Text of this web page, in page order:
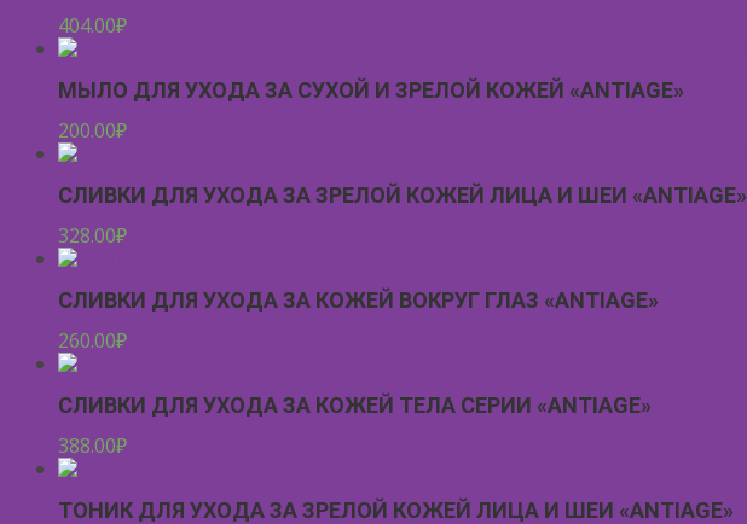
404.00₽
МЫЛО ДЛЯ УХОДА ЗА СУХОЙ И ЗРЕЛОЙ КОЖЕЙ «ANTIAGE»
200.00₽
СЛИВКИ ДЛЯ УХОДА ЗА ЗРЕЛОЙ КОЖЕЙ ЛИЦА И ШЕИ «ANTIAGE»
328.00₽
СЛИВКИ ДЛЯ УХОДА ЗА КОЖЕЙ ВОКРУГ ГЛАЗ «ANTIAGE»
260.00₽
СЛИВКИ ДЛЯ УХОДА ЗА КОЖЕЙ ТЕЛА СЕРИИ «ANTIAGE»
388.00₽
ТОНИК ДЛЯ УХОДА ЗА ЗРЕЛОЙ КОЖЕЙ ЛИЦА И ШЕИ «ANTIAGE»